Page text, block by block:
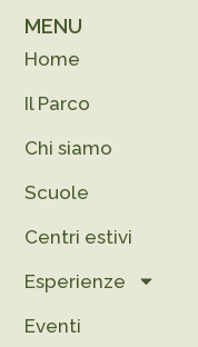
MENU
Home
Il Parco
Chi siamo
Scuole
Centri estivi
Esperienze
Eventi